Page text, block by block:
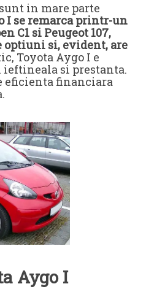
in mare parte
I se remarca printr-un
C1 si Peugeot 107,
optiuni si, evident, are
Toyota Aygo I e
ieftineala si prestanta.
eficienta financiara
Aygo I